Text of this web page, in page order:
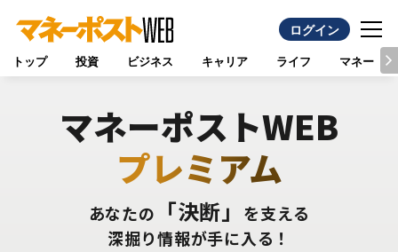
ログイン
トップ 投資 ビジネス キャリア ライフ マネー
マネーポストWEB
プレミアム
あなたの 「決断」
を支える
深掘り情報が手に入る！